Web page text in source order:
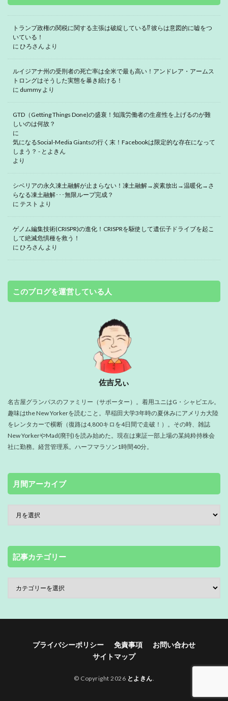
トランプ政権の関税に関する主張は破綻している⁉ 彼らは意図的に嘘をつ
いている！
に ひろさん より
ルイジアナ州の受刑者の死亡率は全米で最も高い！アンドレア・アームス
トロングはそうした実態を暴き続ける！
に dummy より
GTD（Getting Things Done)の盛衰！知識労働者の生産性を上げるのが難
しいのは何故？
に
気になるSocial-Media Giantsの行く末！Facebookは限定的な存在になって
しまう？ - とよきん
より
シベリアの永久凍土融解が止まらない！凍土融解→炭素放出→温暖化→さ
らなる凍土融解･･･無限ループ完成？
に テスト より
ゲノム編集技術(CRISPR)の進化！CRISPRを駆使して遺伝子ドライブを起こ
して絶滅危惧種を救う！
に ひろさん より
このブログを運営している人
佐吉兄ぃ
名古屋グランパスのファミリー（サポーター）。着用ユニはG・シャビエル。
趣味はthe New Yorkerを読むこと。早稲田大学3年時の夏休みにアメリカ大陸
をレンタカーで横断（復路は4,800キロを4日間で走破！）。その時、雑誌
New YorkerやMad(廃刊)を読み始めた。現在は東証一部上場の某純粋持株会
社に勤務。経営管理系。ハーフマラソン1時間40分。
月間アーカイブ
記事カテゴリー
プライバシーポリシー 免責事項
お問い合わせ
サイトマップ
© Copyright 2026 とよきん.